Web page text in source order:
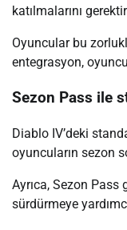
katılmalarını
Oyuncular bu
entegrasyon,
Sezon Pass ile
Diablo IV’deki
oyuncuların sezon
Ayrıca, Sezon
sürdürmeye